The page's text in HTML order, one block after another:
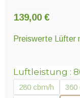
Ernte und
139,00 €
Preiswerte Lüfter
Luftleistung
280 cbm/h 360